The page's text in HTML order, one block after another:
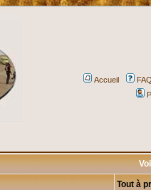
Accueil
Tout à